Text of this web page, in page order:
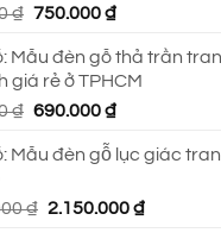
₫ Giá
là:
990.000 ₫.
750.000₫Giá
tại
là:
750.000 ₫.
Mẫu đèn gỗ thả trần
giá rẻ ở TPHCM
₫ Giá
là:
690.000₫Giá
tại
690.000 ₫.
Mẫu đèn gỗ lục giác
₫ Giá
2.150.000₫Giá